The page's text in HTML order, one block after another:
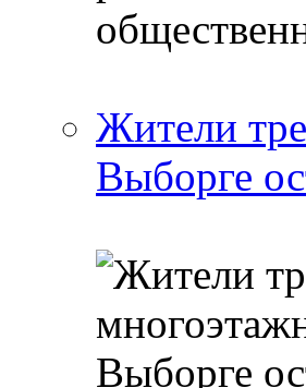
Жители
Выборге